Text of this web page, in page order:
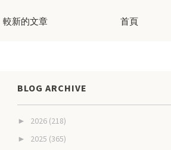
較新的文章 首頁
BLOG ARCHIVE
► 2026 (218)
► 2025 (365)